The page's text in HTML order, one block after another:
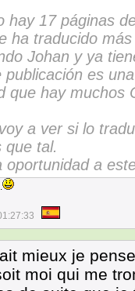
hay 17 páginas
ha traducido
Johan y ya
es
que hay muchos
a ver si lo
que tal.
oportunidad a
mieux je
moi qui me